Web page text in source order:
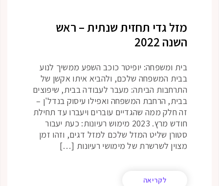
מזל גדי תחזית שנתית – ראש
השנה 2022
בית ומשפחה: יופיטר כוכב השפע ממשיך לנוע
בבית המשפחה שלכם, ולהביא איתו אקשן של
התרחבות הביתה: מעבר לעבודה בבית, שיפוצים
בבית, הרחבת המשפחה ואפילו עיסוק בנדל'ן –
זה חלק ממה שהגדיים עוברים ויעברו עד תחילת
חודש מרץ. 2023 מימוש רעיונות: כעת יעבור
סטורן שליט המזל שלכם למזל דגים, וזהו זמן
מצוין לשרשרת של מימושי רעיונות […]
לקריאה